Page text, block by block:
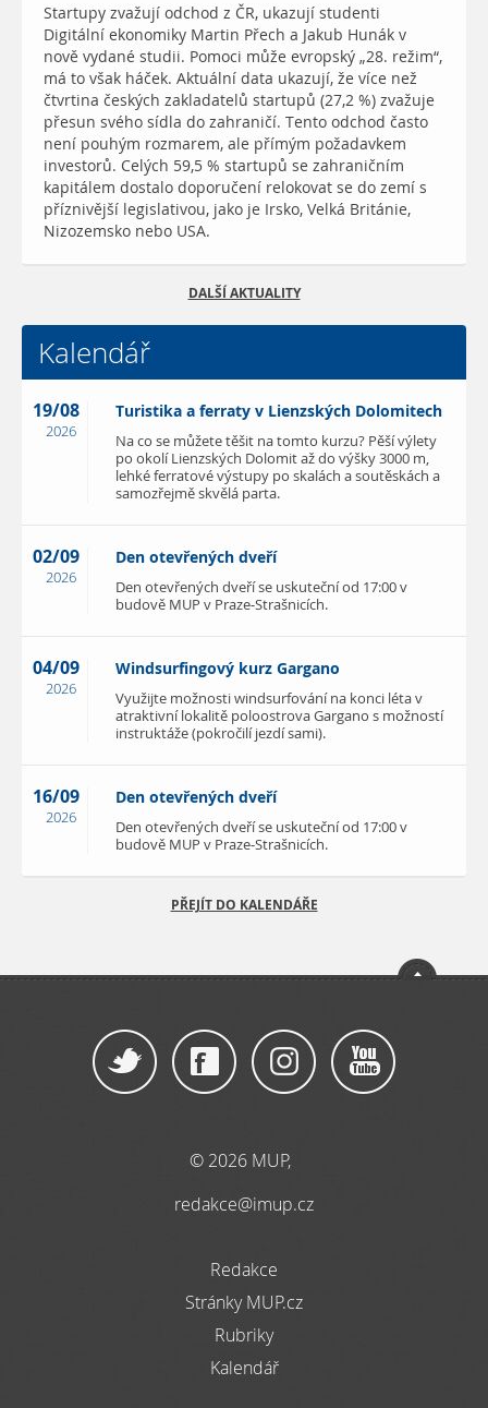
Startupy zvažují odchod z ČR, ukazují studenti
Digitální ekonomiky Martin Přech a Jakub Hunák v
nově vydané studii. Pomoci může evropský „28. režim“,
má to však háček. Aktuální data ukazují, že více než
čtvrtina českých zakladatelů startupů (27,2 %) zvažuje
přesun svého sídla do zahraničí. Tento odchod často
není pouhým rozmarem, ale přímým požadavkem
investorů. Celých 59,5 % startupů se zahraničním
kapitálem dostalo doporučení relokovat se do zemí s
příznivější legislativou, jako je Irsko, Velká Británie,
Nizozemsko nebo USA.
DALŠÍ AKTUALITY
Kalendář
19/08
2026
Turistika a ferraty v Lienzských Dolomitech
Na co se můžete těšit na tomto kurzu? Pěší výlety
po okolí Lienzských Dolomit až do výšky 3000 m,
lehké ferratové výstupy po skalách a soutěskách a
samozřejmě skvělá parta.
02/09
2026
Den otevřených dveří
Den otevřených dveří se uskuteční od 17:00 v
budově MUP v Praze-Strašnicích.
04/09
2026
Windsurfingový kurz Gargano
Využijte možnosti windsurfování na konci léta v
atraktivní lokalitě poloostrova Gargano s možností
instruktáže (pokročilí jezdí sami).
16/09
2026
Den otevřených dveří
Den otevřených dveří se uskuteční od 17:00 v
budově MUP v Praze-Strašnicích.
PŘEJÍT DO KALENDÁŘE
© 2026 MUP,
redakce@imup.cz
Redakce
Stránky MUP.cz
Rubriky
Kalendář